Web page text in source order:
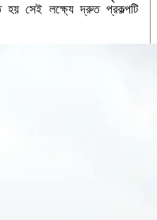
হয় সেই লক্ষ্যে দ্রুত প্রকল্পটি